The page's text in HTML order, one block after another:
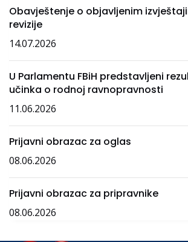
Obavještenje o objavljenim
revizije
14.07.2026
U Parlamentu FBiH predstavljeni
učinka o rodnoj ravnopravnosti
11.06.2026
Prijavni obrazac za oglas
08.06.2026
Prijavni obrazac za pripravnike
08.06.2026